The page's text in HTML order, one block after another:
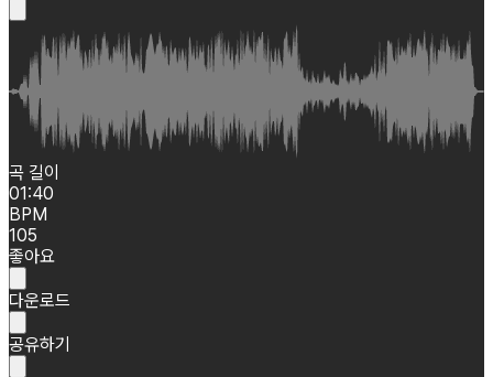
곡 길이
01:40
BPM
105
좋아요
다운로드
공유하기